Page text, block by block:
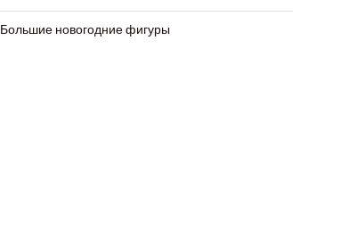
Большие новогодние фигуры